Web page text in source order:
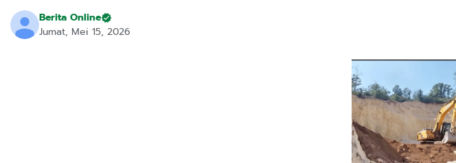
Berita Online
Jumat, Mei 15, 2026